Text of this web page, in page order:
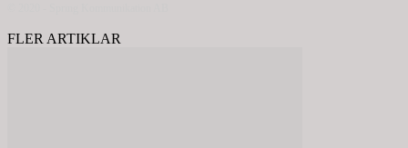
FLER ARTIKLAR